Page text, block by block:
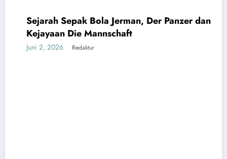
DUNIA EROPA
Sejarah Sepak Bola Jerman, Der Panzer dan
Kejayaan Die Mannschaft
Juni 2, 2026 Redaktur